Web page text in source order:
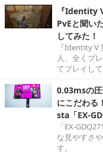
『Identity
PvEと聞い
してみた！
『Identity
人、全くプ
てプレイし
0.03msの
にこだわる
sta「EX-
「EX-
な見やすさ
す。